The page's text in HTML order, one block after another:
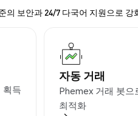
의 보안과 24/7 다국어 지원으로 강
획득
자동 거래
Phemex 거래 봇으
최적화